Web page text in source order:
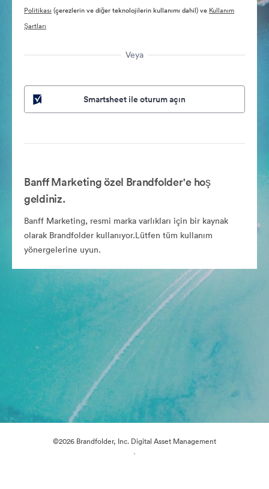
Politikası (çerezlerin ve diğer teknolojilerin kullanımı dahil) ve Kullanım
Şartları
Veya
Smartsheet ile oturum açın
Banff Marketing özel Brandfolder'e hoş
geldiniz.
Banff Marketing, resmi marka varlıkları için bir kaynak
olarak Brandfolder kullanıyor.Lütfen tüm kullanım
yönergelerine uyun.
©2026 Brandfolder, Inc. Digital Asset Management
·